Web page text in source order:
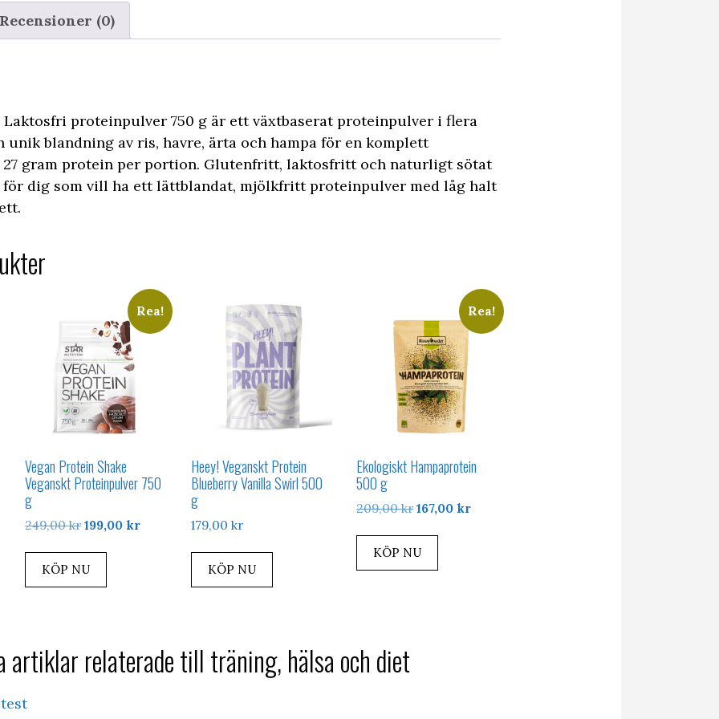
Recensioner (0)
Laktosfri proteinpulver 750 g är ett växtbaserat proteinpulver i flera
unik blandning av ris, havre, ärta och hampa för en komplett
gram protein per portion. Glutenfritt, laktosfritt och naturligt sötat
för dig som vill ha ett lättblandat, mjölkfritt proteinpulver med låg halt
Rea!
Vegan Protein Shake
Veganskt Proteinpulver 750
g
249,00kr Det
var:
199,00 krDet
KÖP NU
Heey! Veganskt Protein
Blueberry Vanilla Swirl 500
g
179,00 kr
KÖP NU
Rea!
Ekologiskt Hampaprotein
500 g
209,00krDet
var:
167,00 krDet
KÖP NU
artiklar relaterade till träning, hälsa och diet